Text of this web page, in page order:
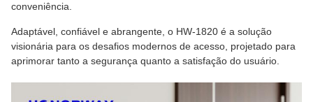
conveniência.
Adaptável, confiável e abrangente, o HW-1820 é a solução
visionária para os desafios modernos de acesso, projetado para
aprimorar tanto a segurança quanto a satisfação do usuário.